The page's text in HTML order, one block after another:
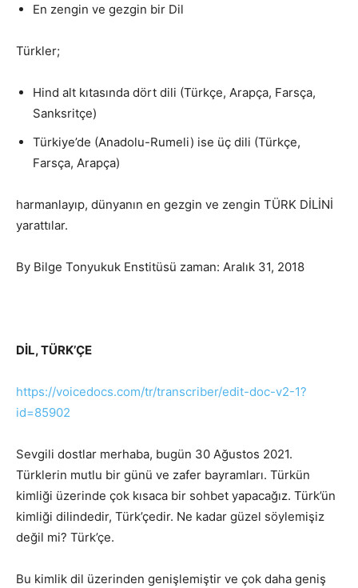
En zengin ve gezgin bir Dil
Türkler;
Hind alt kıtasında dört dili (Türkçe, Arapça, Farsça,
Sanksritçe)
Türkiye’de (Anadolu-Rumeli) ise üç dili (Türkçe,
Farsça, Arapça)
harmanlayıp, dünyanın en gezgin ve zengin TÜRK DİLİNİ
yarattılar.
By Bilge Tonyukuk Enstitüsü zaman: Aralık 31, 2018
DİL, TÜRK’ÇE
https://voicedocs.com/tr/transcriber/edit-doc-v2-1?
id=85902
Sevgili dostlar merhaba, bugün 30 Ağustos 2021.
Türklerin mutlu bir günü ve zafer bayramları. Türkün
kimliği üzerinde çok kısaca bir sohbet yapacağız. Türk’ün
kimliği dilindedir, Türk’çedir. Ne kadar güzel söylemişiz
değil mi? Türk’çe.
Bu kimlik dil üzerinden genişlemiştir ve çok daha geniş